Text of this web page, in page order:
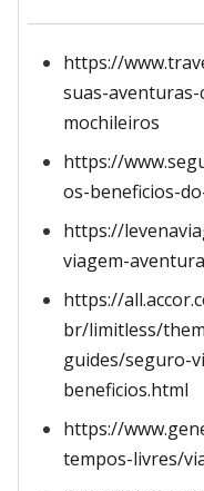
https://
suas-
mochileiros
https://
os-beneficios-
https://
viagem-
https://
br/limitless/
guides/seguro-
beneficios.html
https://
tempos-livres/